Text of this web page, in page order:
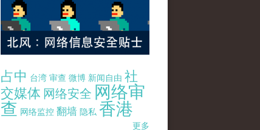
占中 台湾 审查 微博 新闻自由 社
交媒体 网络安全 网络审
查 网络监控 翻墙 隐私 香港
更多